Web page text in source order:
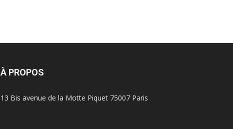
À PROPOS
13 Bis avenue de la Motte Piquet 75007 Paris